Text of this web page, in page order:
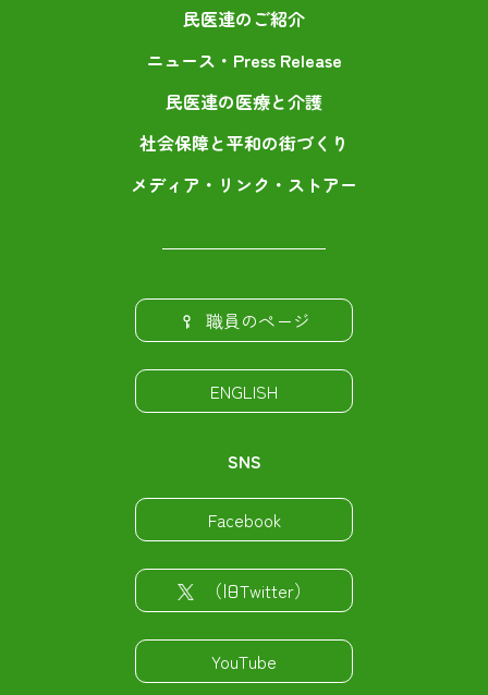
民医連のご紹介
ニュース・Press Release
民医連の医療と介護
社会保障と平和の街づくり
メディア・リンク・ストアー
職員のページ
ENGLISH
SNS
Facebook
（旧Twitter）
YouTube